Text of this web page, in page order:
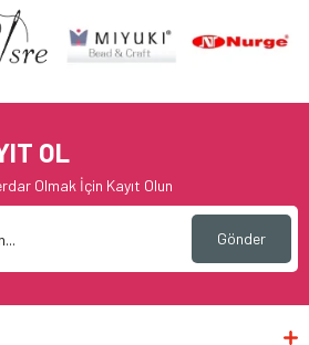
OL
Olmak İçin Kayıt Olun
Gönder